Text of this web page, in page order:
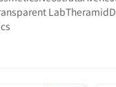
LabTheramid